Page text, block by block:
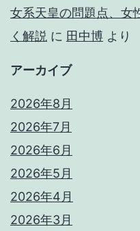
女系天皇の問題点、女
く解説 に 田中博 より
アーカイブ
2026年8月
2026年7月
2026年6月
2026年5月
2026年4月
2026年3月